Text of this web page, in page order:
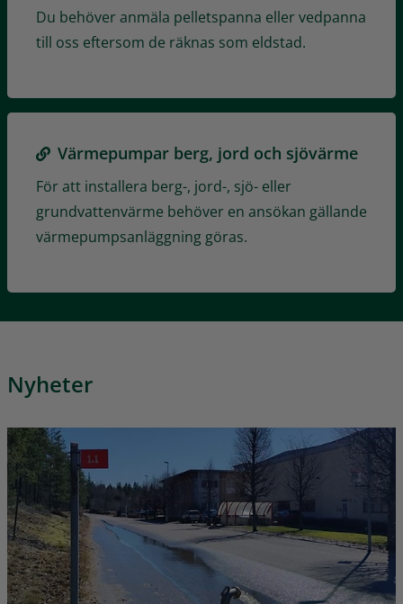
Du behöver anmäla pelletspanna eller vedpanna
till oss eftersom de räknas som eldstad.
Värmepumpar berg, jord och sjövärme
För att installera berg-, jord-, sjö- eller
grundvattenvärme behöver en ansökan gällande
värmepumpsanläggning göras.
Nyheter